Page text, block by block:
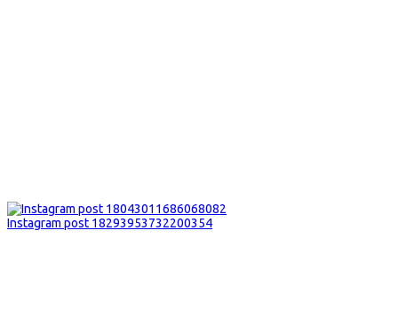
Instagram post 18293953732200354